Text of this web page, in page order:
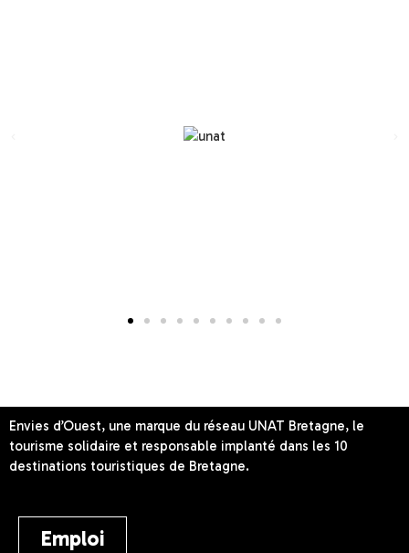
Envies d’Ouest, une marque du réseau UNAT Bretagne, le
tourisme solidaire et responsable implanté dans les 10
destinations touristiques de Bretagne.
Emploi